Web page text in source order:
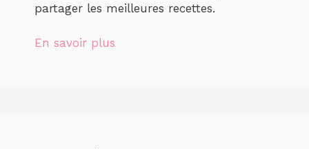
partager les meilleures recettes.
En savoir plus